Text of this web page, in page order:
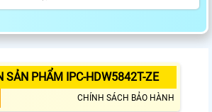
SẢN PHẨM IPC-HDW5842T-ZE
CHÍNH SÁCH BẢO HÀNH